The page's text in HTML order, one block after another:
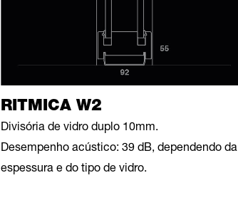
RITMICA W2
Divisória de vidro duplo 10mm.
Desempenho acústico: 39 dB, dependendo da
espessura e do tipo de vidro.